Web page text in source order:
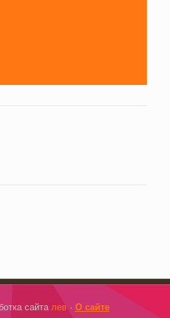
сайта лев· О сайте